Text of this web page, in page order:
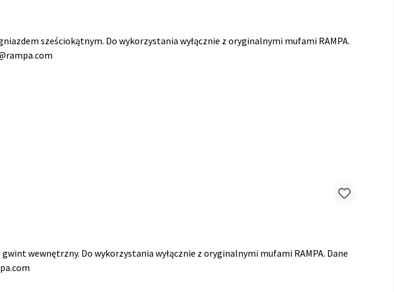
sześciokątnym. Do wykorzystania wyłącznie z oryginalnymi mufami RAMPA.
wewnętrzny. Do wykorzystania wyłącznie z oryginalnymi mufami RAMPA. Dane